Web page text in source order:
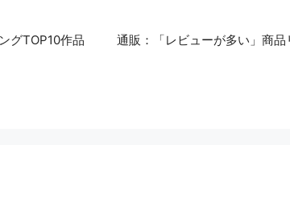
グTOP10作品 通販：「レビューが多い」商品